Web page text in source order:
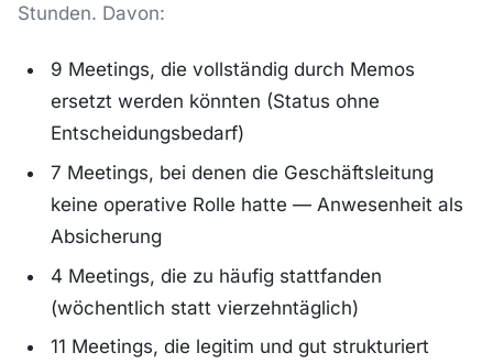
Stunden. Davon:
9 Meetings, die vollständig durch Memos
ersetzt werden könnten (Status ohne
Entscheidungsbedarf)
7 Meetings, bei denen die Geschäftsleitung
keine operative Rolle hatte — Anwesenheit als
Absicherung
4 Meetings, die zu häufig stattfanden
(wöchentlich statt vierzehntäglich)
11 Meetings, die legitim und gut strukturiert